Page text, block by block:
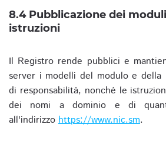
8.4 Pubblicazione dei
istruzioni
Il Registro rende pubblici e
server i modelli del modulo e della
di responsabilità, nonché le
dei nomi a dominio e di
all'indirizzo https://www.nic.sm.